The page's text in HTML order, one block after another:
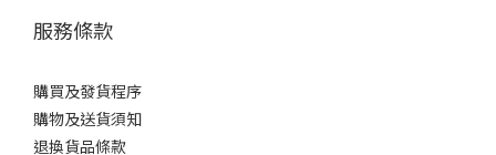
服務條款
購買及發貨程序
購物及送貨須知
退換貨品條款